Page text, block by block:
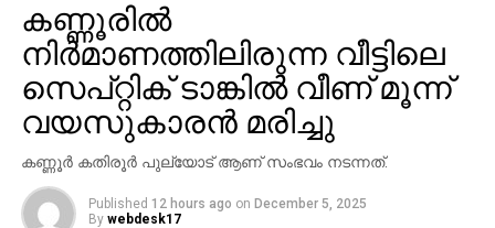
കണ്ണൂരില്‍
നിര്‍മാണത്തിലിരുന്ന വീട്ടിലെ
സെപ്റ്റിക് ടാങ്കില്‍ വീണ് മൂന്ന്
വയസുകാരന്‍ മരിച്ചു
കണ്ണൂര്‍ കതിരൂര്‍ പുല്യോട് ആണ് സംഭവം നടന്നത്.
Published 12 hours ago on December 5, 2025
By webdesk17